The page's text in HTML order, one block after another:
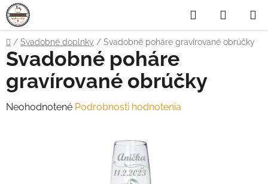
Prejsť
na
obsah
Hľadať
KOŠÍK
Domov
/ Svadobné doplnky / Svadobné poháre gravírované obrúčky
Svadobné poháre
gravírované obrúčky
Priemerné
Neohodnotené Podrobnosti hodnotenia